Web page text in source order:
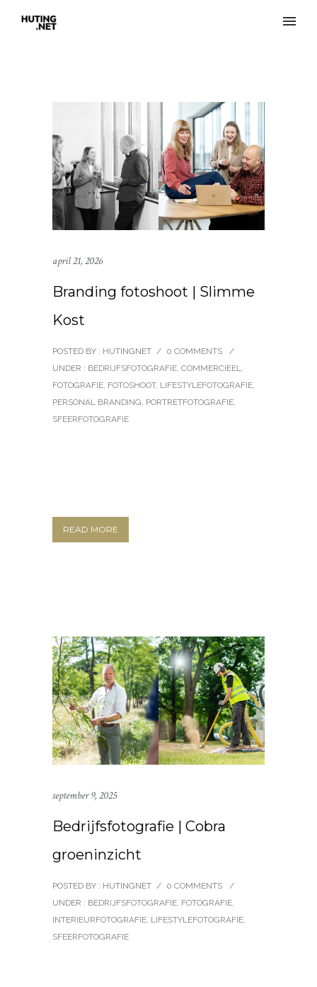
april 21, 2026
Branding fotoshoot | Slimme
Kost
POSTED BY : HUTINGNET / 0 COMMENTS
/
UNDER : BEDRIJFSFOTOGRAFIE, COMMERCIEEL,
FOTOGRAFIE, FOTOSHOOT, LIFESTYLEFOTOGRAFIE,
PERSONAL BRANDING, PORTRETFOTOGRAFIE,
SFEERFOTOGRAFIE
READ MORE
september 9, 2025
Bedrijfsfotografie | Cobra
groeninzicht
POSTED BY : HUTINGNET / 0 COMMENTS
/
UNDER : BEDRIJFSFOTOGRAFIE, FOTOGRAFIE,
INTERIEURFOTOGRAFIE, LIFESTYLEFOTOGRAFIE,
SFEERFOTOGRAFIE